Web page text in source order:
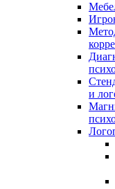
и